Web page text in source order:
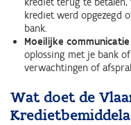
krediet werd opgezegd
bank.
Moeilijke
oplossing met je bank
verwachtingen of
Wat doet de